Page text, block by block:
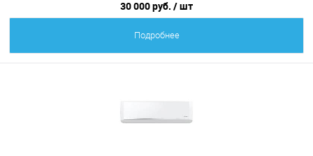
30 000 руб. / шт
Подробнее